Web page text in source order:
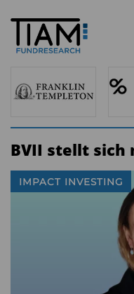
BVII stellt sich
IMPACT INVESTING